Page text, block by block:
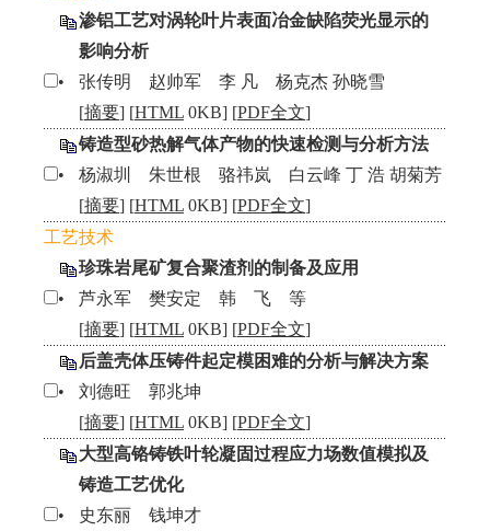
渗铝工艺对涡轮叶片表面冶金缺陷荧光显示的
影响分析
•
张传明 赵帅军 李 凡 杨克杰 孙晓雪
[摘要] [HTML 0KB] [PDF全文]
铸造型砂热解气体产物的快速检测与分析方法
•
杨淑圳 朱世根 骆祎岚 白云峰 丁 浩 胡菊芳
[摘要] [HTML 0KB] [PDF全文]
工艺技术
珍珠岩尾矿复合聚渣剂的制备及应用
•
芦永军 樊安定 韩 飞 等
[摘要] [HTML 0KB] [PDF全文]
后盖壳体压铸件起定模困难的分析与解决方案
•
刘德旺 郭兆坤
[摘要] [HTML 0KB] [PDF全文]
大型高铬铸铁叶轮凝固过程应力场数值模拟及
铸造工艺优化
•
史东丽 钱坤才